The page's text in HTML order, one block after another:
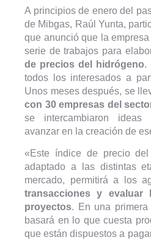
A principios de enero del
de Mibgas, Raúl Yunta,
que anunció que la
serie de trabajos para
de precios del hidrógeno.
todos los interesados a
Unos meses después, se
con 30 empresas del
se intercambiaron ideas
avanzar en la creación de
«Este índice de precio del
adaptado a las distintas
mercado, permitirá a los
transacciones y
proyectos. En una
basará en lo que cuesta
que están dispuestos a